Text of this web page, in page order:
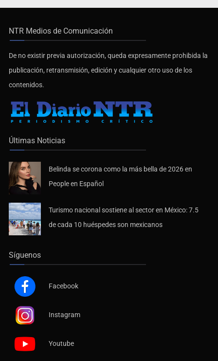
NTR Medios de Comunicación
De no existir previa autorización, queda expresamente prohibida la
publicación, retransmisión, edición y cualquier otro uso de los
contenidos.
Últimas Noticias
Belinda se corona como la más bella de 2026 en
People en Español
Turismo nacional sostiene al sector en México: 7.5
de cada 10 huéspedes son mexicanos
Síguenos
Facebook
Instagram
Youtube